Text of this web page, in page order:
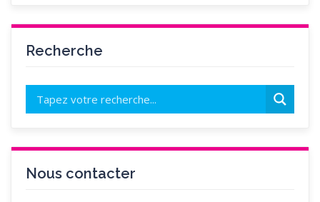
Recherche
Nous contacter